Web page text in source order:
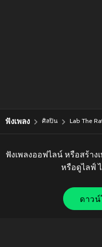
ฟังเพลง ศิลปิน Lab The
ฟังเพลงออฟไลน์ หรือสร้าง
หรือดูไลฟ์
ดาวน์